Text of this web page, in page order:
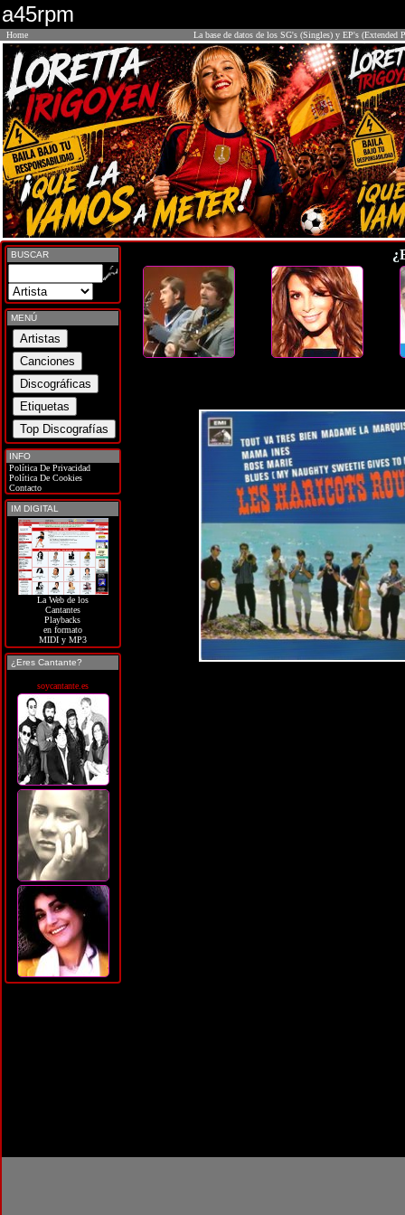
a45rpm
Home La base de datos de los SG's (Singles) y EP's (Extended
BUSCAR
MENÚ
INFO
Política De Privacidad
Política De Cookies
Contacto
IM DIGITAL
La Web de los
Cantantes
Playbacks
en formato
MIDI y MP3
¿Eres Cantante?
soycantante.es